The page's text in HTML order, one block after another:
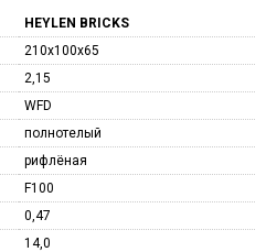
HEYLEN BRICKS
210x100x65
2,15
WFD
полнотелый
рифлёная
F100
0,47
14,0